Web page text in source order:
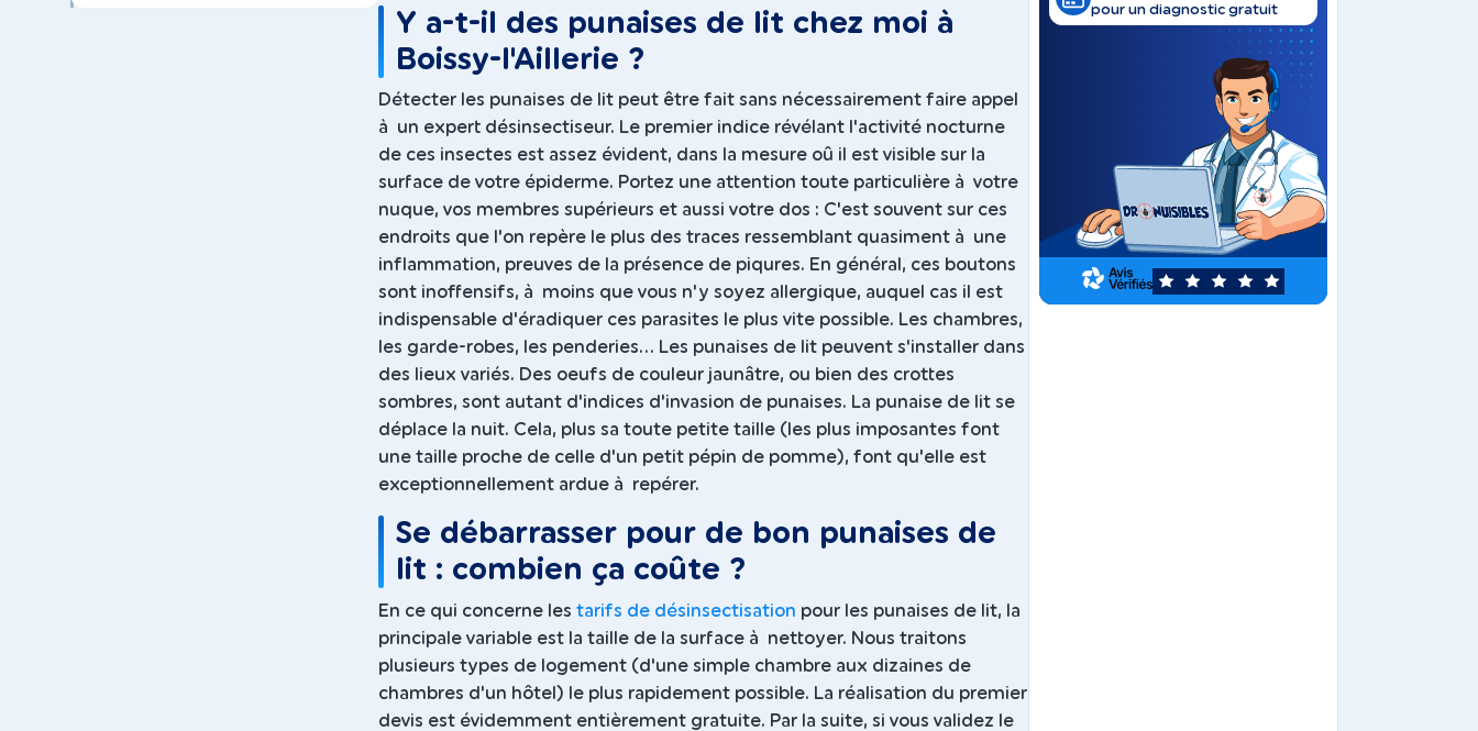
Y a-t-il des punaises de lit chez moi à
Boissy-l'Aillerie ?
Détecter les punaises de lit peut être fait sans nécessairement faire appel
à un expert désinsectiseur. Le premier indice révélant l'activité nocturne
de ces insectes est assez évident, dans la mesure oû il est visible sur la
surface de votre épiderme. Portez une attention toute particulière à votre
nuque, vos membres supérieurs et aussi votre dos : C'est souvent sur ces
endroits que l'on repère le plus des traces ressemblant quasiment à une
inflammation, preuves de la présence de piqures. En général, ces boutons
sont inoffensifs, à moins que vous n'y soyez allergique, auquel cas il est
indispensable d'éradiquer ces parasites le plus vite possible. Les chambres,
les garde-robes, les penderies... Les punaises de lit peuvent s'installer dans
des lieux variés. Des oeufs de couleur jaunâtre, ou bien des crottes
sombres, sont autant d'indices d'invasion de punaises. La punaise de lit se
déplace la nuit. Cela, plus sa toute petite taille (les plus imposantes font
une taille proche de celle d'un petit pépin de pomme), font qu'elle est
exceptionnellement ardue à repérer.
Se débarrasser pour de bon punaises de
lit : combien ça coûte ?
En ce qui concerne les tarifs de désinsectisation pour les punaises de lit, la
principale variable est la taille de la surface à nettoyer. Nous traitons
plusieurs types de logement (d'une simple chambre aux dizaines de
chambres d'un hôtel) le plus rapidement possible. La réalisation du premier
devis est évidemment entièrement gratuite. Par la suite, si vous validez le
pour un diagnostic gratuit
5